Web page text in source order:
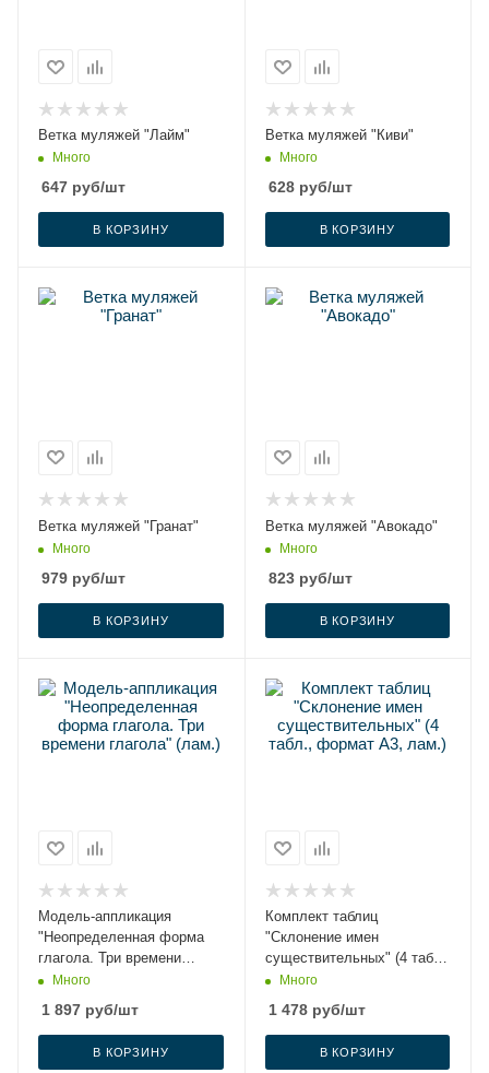
Ветка муляжей "Лайм"
Много
647 руб/шт
В КОРЗИНУ
Ветка муляжей "Киви"
Много
628руб/шт
В КОРЗИНУ
Ветка муляжей "Гранат"
Много
979 руб/шт
В КОРЗИНУ
Ветка муляжей "Авокадо"
Много
823руб/шт
В КОРЗИНУ
Модель-аппликация
"Неопределенная форма
глагола. Три времени
глагола" (лам.)
Много
1 897 руб/шт
В КОРЗИНУ
Комплект таблиц
"Склонение имен
существительных" (4 табл.,
формат А3, лам.)
Много
1 478руб/шт
В КОРЗИНУ